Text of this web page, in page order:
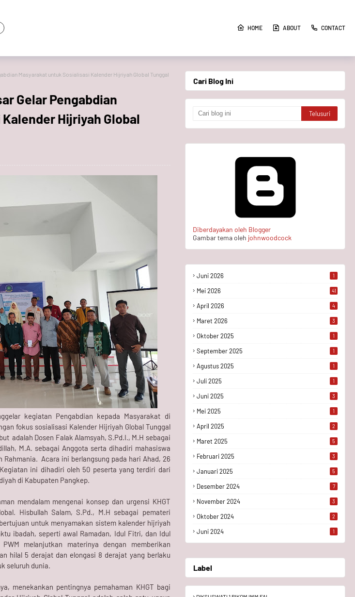
HOME ABOUT CONTACT
Masyarakat untuk Sosialisasi Kalender Hijriyah Global Tunggal
Gelar Pengabdian
Hijriyah Global
kegiatan Pengabdian kepada Masyarakat di
fokus sosialisasi Kalender Hijriyah Global Tunggal
adalah Dosen Falak Alamsyah, S.Pd.I., M.H sebagai
M.A. sebagai Anggota serta dihadiri mahasiswa
Acara ini berlangsung pada hari Ahad, 26
ini dihadiri oleh 50 peserta yang terdiri dari
di Kabupaten Pangkep.
mendalam mengenai konsep dan urgensi KHGT
Hisbullah Salam, S.Pd., M.H sebagai pemateri
untuk menyamakan sistem kalender hijriyah
ibadah, seperti awal Ramadan, Idul Fitri, dan Idul
melanjutkan materinya dengan memberikan
hilal 5 derajat dan elongasi 8 derajat yang berlaku
seluruh dunia.
menekankan pentingnya pemahaman KHGT bagi
Cari Blog Ini
Diberdayakan oleh Blogger
Gambar tema oleh johnwoodcock
Juni 2026 1
Mei 2026 41
April 2026 4
Maret 2026 3
Oktober 2025 1
September 2025 1
Agustus 2025 1
Juli 2025 1
Juni 2025 3
Mei 2025 1
April 2025 2
Maret 2025 5
Februari 2025 3
Januari 2025 5
Desember 2024 7
November 2024 3
Oktober 2024 2
Juni 2024 1
Label